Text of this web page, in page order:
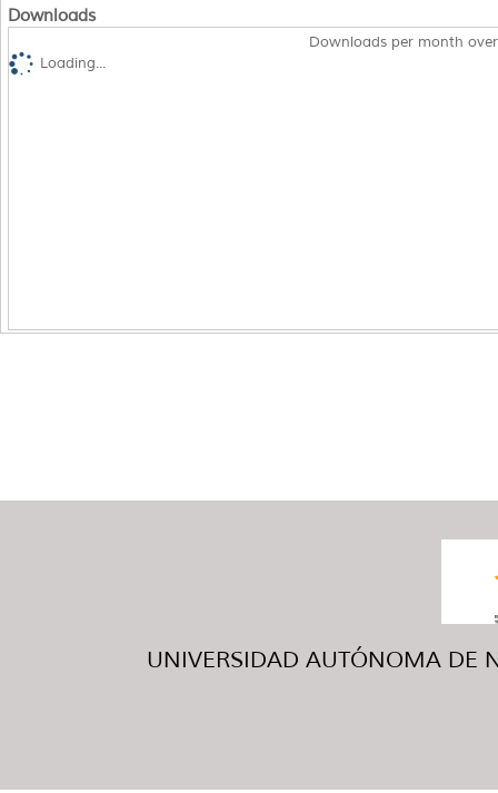
Downloads
Downloads per month
Loading...
UNIVERSIDAD AUTÓNOMA DE